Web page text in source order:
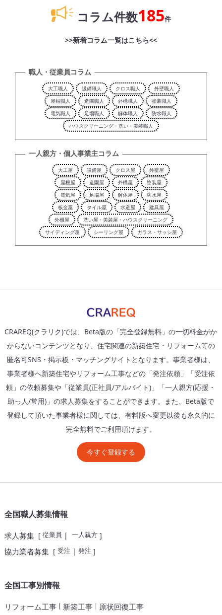
コラム件数185件
>>新着コラム一覧はこちら<<
職人・従業員コラム
大工職人 設備職人 クロス職人
外壁職人
屋根職人
造園職人 外構職人
塗装職人
電気職人
足場職人 解体職人
防水職人
ハウスクリーニング・洗い・美装職人
一人親方・個人事業主コラム
大工屋 設備屋 クロス屋
外壁屋
屋根屋
造園屋 外構屋
塗装屋
電気屋
足場屋 解体屋
防水屋
板金屋
タイル屋 水道屋
建具屋
外柵屋
洗い屋・美装屋・ハウスクリーニング
サイディング屋
シーリング屋 ガラス・サッシ屋
CRAREQ(クラリク)では、Beta版の「完全登録無料」の一切料金がか
からないコンテンツとなり、住宅関連の新築住宅・リフォーム等の
匿名可SNS・掲示板・マッチングサイトとなります。事業者様は、
事業者様へ新築住宅やリフォーム工事などの「発注依頼」「受注依
頼」の依頼募集や「従業員(正社員/アルバイト)」「一人親方(応援・
助っ人/常用)」の求人募集をすることができます。また、Beta版で
登録して頂いた事業者様に関しては、有料版へ変更以後も永久的に
完全無料でご利用頂けます。
今すぐ登録する
全国職人募集情報
求人募集[ 従業員| 一人親方]
協力業者募集[ 受注| 発注]
全国工事別情報
リフォーム工事| 新築工事| 原状回復工事